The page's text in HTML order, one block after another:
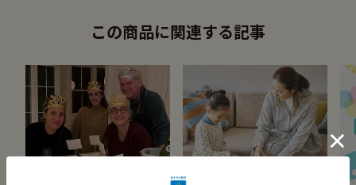
この商品に関連する記事